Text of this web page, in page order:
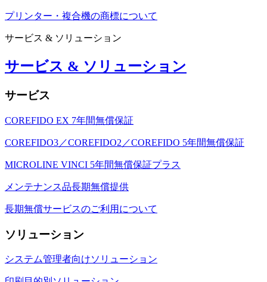
プリンター・複合機の商標について
サービス & ソリューション
サービス & ソリューション
サービス
COREFIDO EX 7年間無償保証
COREFIDO3／COREFIDO2／COREFIDO 5年間無償保証
MICROLINE VINCI 5年間無償保証プラス
メンテナンス品長期無償提供
長期無償サービスのご利用について
ソリューション
システム管理者向けソリューション